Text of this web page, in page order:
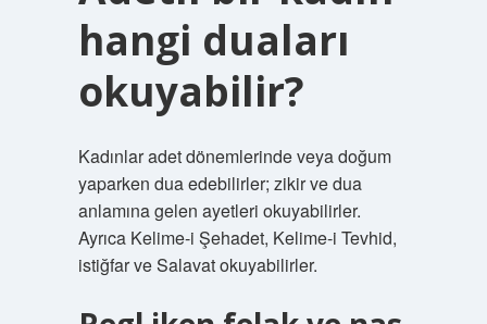
hangi duaları
okuyabilir?
Kadınlar adet dönemlerinde veya doğum
yaparken dua edebilirler; zikir ve dua
anlamına gelen ayetleri okuyabilirler.
Ayrıca Kelime-i Şehadet, Kelime-i Tevhid,
istiğfar ve Salavat okuyabilirler.